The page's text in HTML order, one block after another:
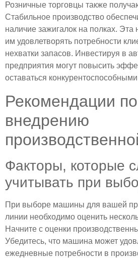
Розничные торговцы также
Стабильное производство
наличие зажигалок на полках. Эта
им удовлетворять потребности
нехватки запасов. Инвестируя в
предприятия могут повысить
оставаться
Рекомендации по
внедрению
Факторы, которые
учитывать при
При выборе машины для вашей
линии необходимо оценить
Начните с оценки
Убедитесь, что машина может
ежедневные потребности в